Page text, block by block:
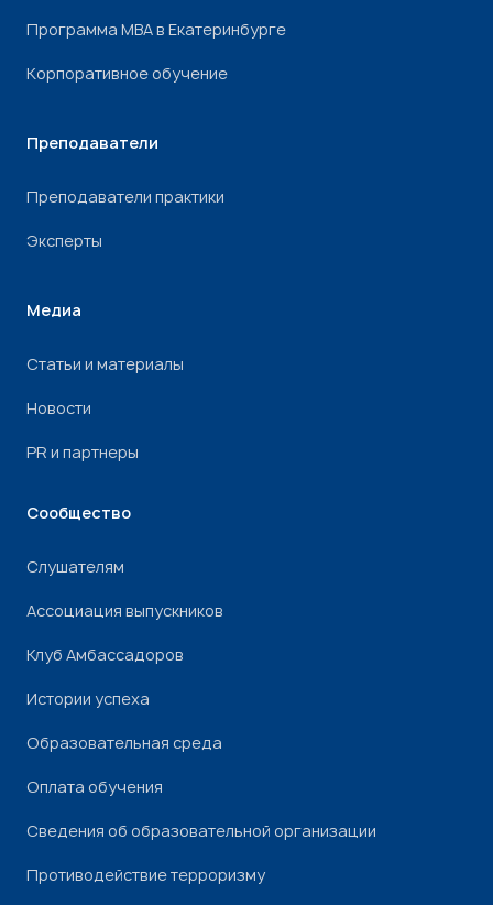
Программа МВА в Екатеринбурге
Корпоративное обучение
Преподаватели
Преподаватели практики
Эксперты
Медиа
Статьи и материалы
Новости
PR и партнеры
Сообщество
Слушателям
Ассоциация выпускников
Клуб Амбассадоров
Истории успеха
Образовательная среда
Оплата обучения
Сведения об образовательной организации
Противодействие терроризму